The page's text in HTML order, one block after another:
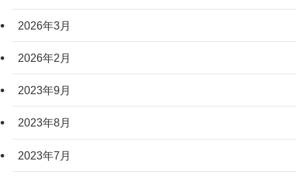
2026年3月
2026年2月
2023年9月
2023年8月
2023年7月